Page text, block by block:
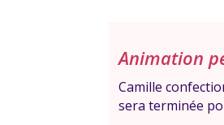
Animation
Camille
sera terminée